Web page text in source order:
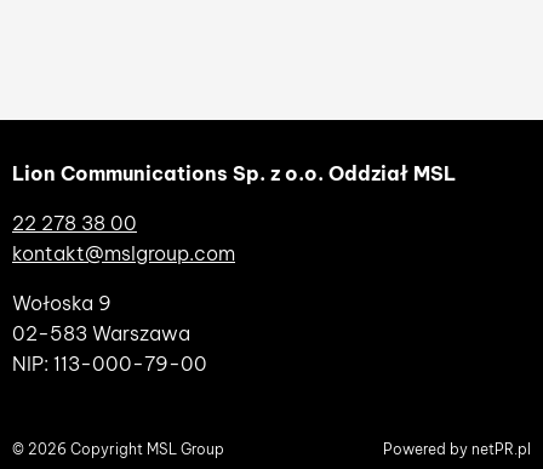
Lion Communications Sp. z o.o. Oddział MSL
22 278 38 00
kontakt@mslgroup.com
Wołoska 9
02-583 Warszawa
NIP: 113-000-79-00
© 2026 Copyright MSL Group Powered by netPR.pl